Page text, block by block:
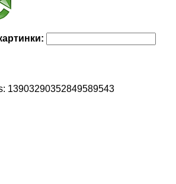
13903290352849589543